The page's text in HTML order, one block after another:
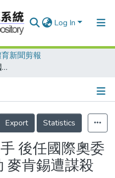
Log In
新聞剪報
曾是著名擊劍選手 後任國際奧委會委員 難逃一劫 麥肯錫遭謀殺
Export
Statistics
後任國際奧委
麥肯錫遭謀殺